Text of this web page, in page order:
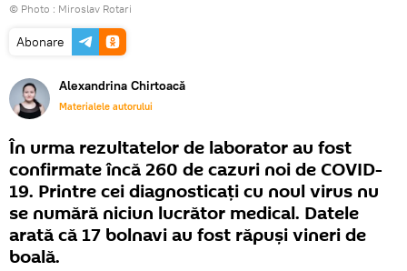
© Photo : Miroslav Rotari
Abonare
Alexandrina Chirtoacă
Materialele autorului
În urma rezultatelor de laborator au fost
confirmate încă 260 de cazuri noi de COVID-
19. Printre cei diagnosticați cu noul virus nu
se numără niciun lucrător medical. Datele
arată că 17 bolnavi au fost răpuși vineri de
boală.